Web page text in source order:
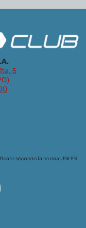
5
secondo la norma UNI EN